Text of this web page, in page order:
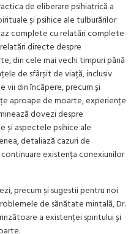
de eliberare psihiatrică a
și psihice ale tulburărilor
complete cu relatări complete
directe despre
din cele mai vechi timpuri până
de sfârșit de viață, inclusiv
vii din încăpere, precum și
aproape de moarte, experiențe
dovezi despre
și aspectele psihice ale
detaliază cazuri de
existența conexiunilor
precum și sugestii pentru noi
de sănătate mintală, Dr.
a existenței spiritului și